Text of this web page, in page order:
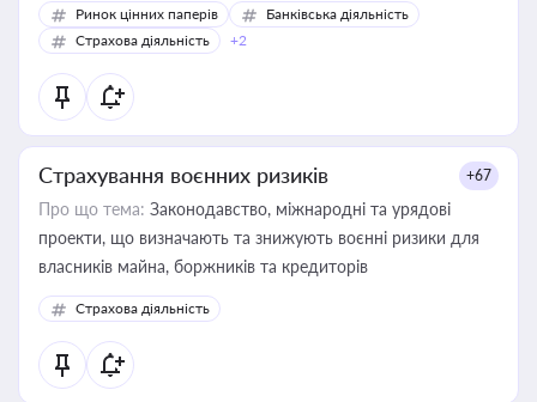
Ринок цінних паперів
Банківська діяльність
Страхова діяльність
+2
Страхування воєнних ризиків +67
Про що тема: Законодавство, міжнародні та урядові
проекти, що визначають та знижують воєнні ризики для
власників майна, боржників та кредиторів
Страхова діяльність